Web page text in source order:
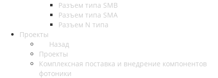
Разъем типа SMB
Разъем типа SMA
Разъем N типа
Проекты
Назад
Проекты
Комплексная поставка и внедрение компонентов
фотоники